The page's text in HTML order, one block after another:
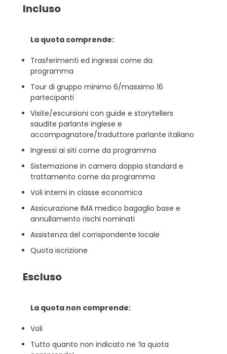
Incluso
La quota comprende:
Trasferimenti ed ingressi come da
programma
Tour di gruppo minimo 6/massimo 16
partecipanti
Visite/escursioni con guide e storytellers
saudite parlante inglese e
accompagnatore/traduttore parlante italiano
Ingressi ai siti come da programma
Sistemazione in camera doppia standard e
trattamento come da programma
Voli interni in classe economica
Assicurazione IMA medico bagaglio base e
annullamento rischi nominati
Assistenza del corrispondente locale
Quota iscrizione
Escluso
La quota non comprende:
Voli
Tutto quanto non indicato ne ‘la quota